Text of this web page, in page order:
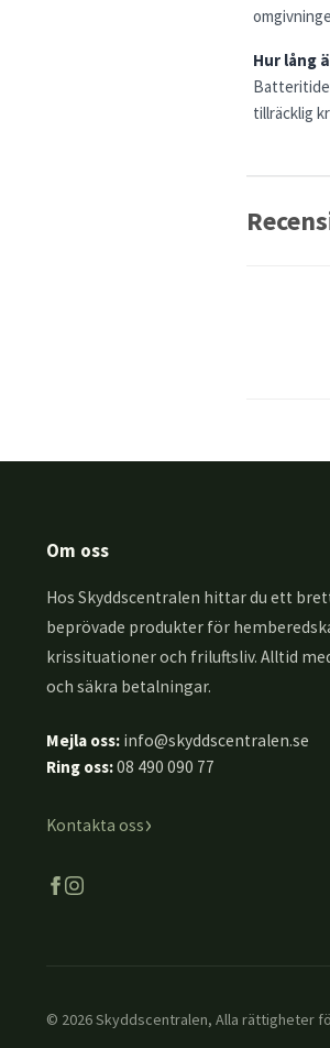
Hur lång
tillräcklig
Om oss
Hos Skyddscentralen hittar du ett
beprövade produkter för
krissituationer och friluftsliv. Alltid
och säkra betalningar.
Mejla oss: info@skyddscentralen.se
Ring oss:08 490 090 77
Kontakta oss›
© 2026 Skyddscentralen, Alla rättigheter